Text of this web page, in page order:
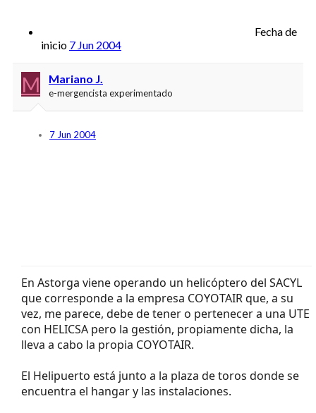
Fecha de
inicio 7 Jun 2004
M Mariano J.
e-mergencista experimentado
7 Jun 2004
En Astorga viene operando un helicóptero del SACYL
que corresponde a la empresa COYOTAIR que, a su
vez, me parece, debe de tener o pertenecer a una UTE
con HELICSA pero la gestión, propiamente dicha, la
lleva a cabo la propia COYOTAIR.
El Helipuerto está junto a la plaza de toros donde se
encuentra el hangar y las instalaciones.